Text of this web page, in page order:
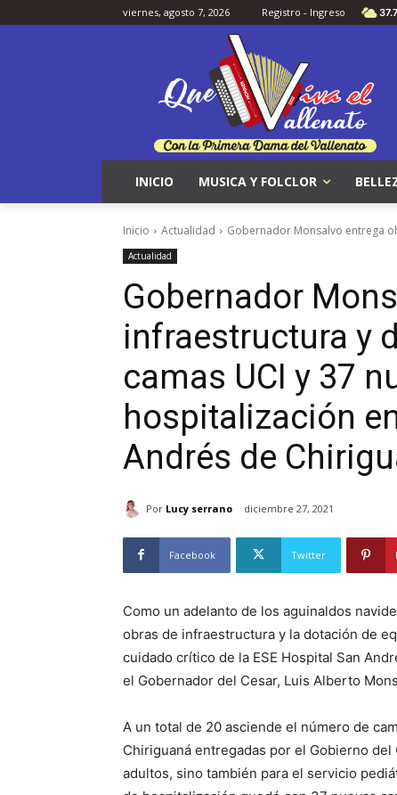
viernes, agosto 7, 2026 Registro - Ingreso 37.7
INICIO MUSICA Y FOLCLOR
Inicio Actualidad Gobernador Monsalvo entrega
Actualidad
Gobernador
infraestructura y
camas UCI y 37
hospitalización
Andrés de
Por Lucy serrano diciembre 27, 2021
Facebook Twitter
Como un adelanto de los aguinaldos
obras de infraestructura y la dotación de
cuidado crítico de la ESE Hospital San
el Gobernador del Cesar, Luis Alberto
A un total de 20 asciende el número de
Chiriguaná entregadas por el Gobierno
adultos, sino también para el servicio